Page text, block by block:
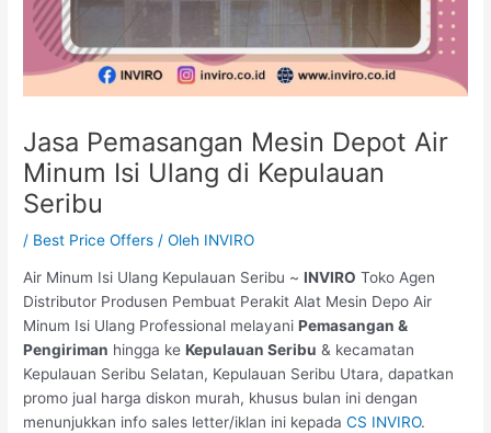
Jasa Pemasangan Mesin Depot Air
Minum Isi Ulang di Kepulauan
Seribu
/ Best Price Offers / Oleh INVIRO
Air Minum Isi Ulang Kepulauan Seribu ~INVIRO Toko Agen
Distributor Produsen Pembuat Perakit Alat Mesin Depo Air
Minum Isi Ulang Professional melayaniPemasangan &
Pengiriman hingga keKepulauan Seribu & kecamatan
Kepulauan Seribu Selatan, Kepulauan Seribu Utara, dapatkan
promo jual harga diskon murah, khusus bulan ini dengan
menunjukkan info sales letter/iklan ini kepadaCS INVIRO.